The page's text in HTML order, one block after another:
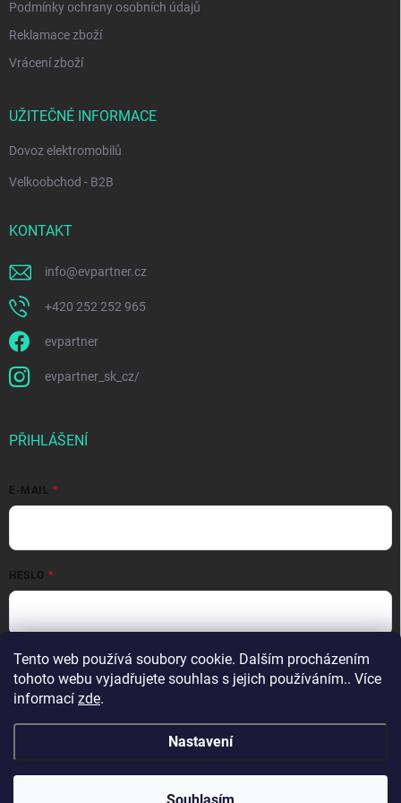
Tento web používá soubory cookie. Dalším procházením
tohoto webu vyjadřujete souhlas s jejich používáním.. Více
informací zde.
Nastavení
Podmínky ochrany osobních údajů
Reklamace zboží
Vrácení zboží
UŽITEČNÉ INFORMACE
Dovoz elektromobilů
Velkoobchod - B2B
KONTAKT
info@evpartner.cz
+420 252 252 965
evpartner
evpartner_sk_cz/
PŘIHLÁŠENÍ
E-MAIL
HESLO
Přihlásit se
Nová registraceZapomenuté heslo
evpartner.cz. Všechna práva vyhrazena.